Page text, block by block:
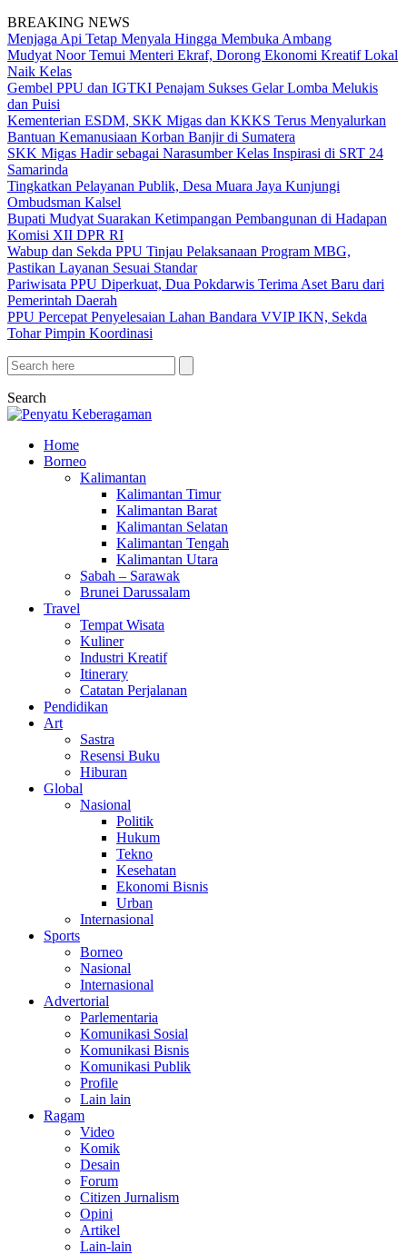
BREAKING NEWS
Menjaga Api Tetap Menyala Hingga Membuka Ambang
Mudyat Noor Temui Menteri Ekraf, Dorong Ekonomi Kreatif Lokal
Naik Kelas
Gembel PPU dan IGTKI Penajam Sukses Gelar Lomba Melukis
dan Puisi
Kementerian ESDM, SKK Migas dan KKKS Terus Menyalurkan
Bantuan Kemanusiaan Korban Banjir di Sumatera
SKK Migas Hadir sebagai Narasumber Kelas Inspirasi di SRT 24
Samarinda
Tingkatkan Pelayanan Publik, Desa Muara Jaya Kunjungi
Ombudsman Kalsel
Bupati Mudyat Suarakan Ketimpangan Pembangunan di Hadapan
Komisi XII DPR RI
Wabup dan Sekda PPU Tinjau Pelaksanaan Program MBG,
Pastikan Layanan Sesuai Standar
Pariwisata PPU Diperkuat, Dua Pokdarwis Terima Aset Baru dari
Pemerintah Daerah
PPU Percepat Penyelesaian Lahan Bandara VVIP IKN, Sekda
Tohar Pimpin Koordinasi
Search
Home
Borneo
Kalimantan
Kalimantan Timur
Kalimantan Barat
Kalimantan Selatan
Kalimantan Tengah
Kalimantan Utara
Sabah – Sarawak
Brunei Darussalam
Travel
Tempat Wisata
Kuliner
Industri Kreatif
Itinerary
Catatan Perjalanan
Pendidikan
Art
Sastra
Resensi Buku
Hiburan
Global
Nasional
Politik
Hukum
Tekno
Kesehatan
Ekonomi Bisnis
Urban
Internasional
Sports
Borneo
Nasional
Internasional
Advertorial
Parlementaria
Komunikasi Sosial
Komunikasi Bisnis
Komunikasi Publik
Profile
Lain lain
Ragam
Video
Komik
Desain
Forum
Citizen Jurnalism
Opini
Artikel
Lain-lain